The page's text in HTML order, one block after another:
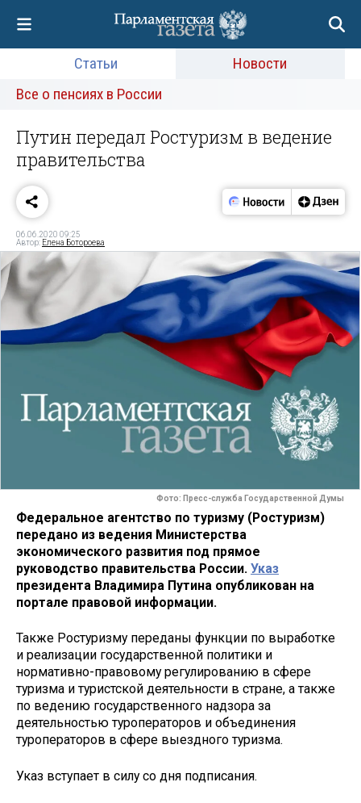
Статьи
Новости
Все о пенсиях в России
Путин передал Ростуризм в ведение
правительства
06.06.2020 09:25
Автор: Елена Ботороева
Фото: Пресс-служба Государственной Думы
Федеральное агентство по туризму (Ростуризм)
передано из ведения Министерства
экономического развития под прямое
руководство правительства России. Указ
президента Владимира Путина опубликован на
портале правовой информации.
Также Ростуризму переданы функции по выработке
и реализации государственной политики и
нормативно-правовому регулированию в сфере
туризма и туристской деятельности в стране, а также
по ведению государственного надзора за
деятельностью туроператоров и объединения
туроператоров в сфере выездного туризма.
Указ вступает в силу со дня подписания.